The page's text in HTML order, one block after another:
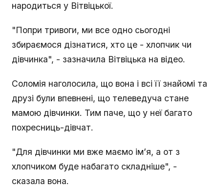
народиться у Вітвіцької.
"Попри тривоги, ми все одно сьогодні
збираємося дізнатися, хто це - хлопчик чи
дівчинка", - зазначила Вітвіцька на відео.
Соломія наголосила, що вона і всі її знайомі та
друзі були впевнені, що телеведуча стане
мамою дівчинки. Тим паче, що у неї багато
похресниць-дівчат.
"Для дівчинки ми вже маємо ім’я, а от з
хлопчиком буде набагато складніше", -
сказала вона.